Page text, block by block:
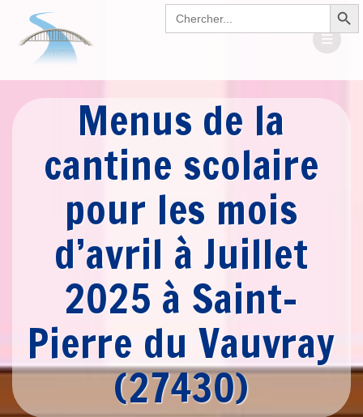
Search Search Button
Passer
au
Menus de la
cantine scolaire
pour les mois
d’avril à Juillet
2025 à Saint-
Pierre du Vauvray
(27430)